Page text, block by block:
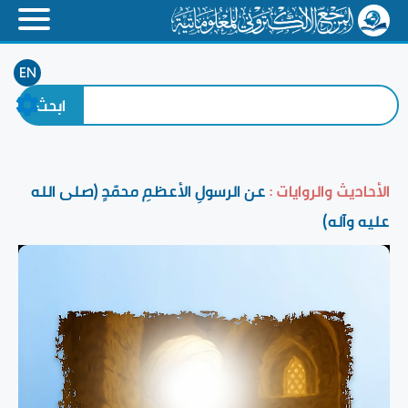
EN
الأحاديث والروايات :عن الرسولِ الأعظمِ محمّدٍ (صلى الله
عليه وآله)